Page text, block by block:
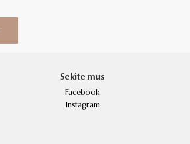
Sekite mus
Facebook
Instagram